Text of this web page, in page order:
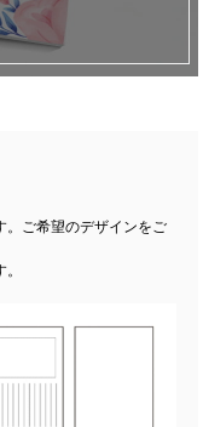
。ご希望のデザインをご